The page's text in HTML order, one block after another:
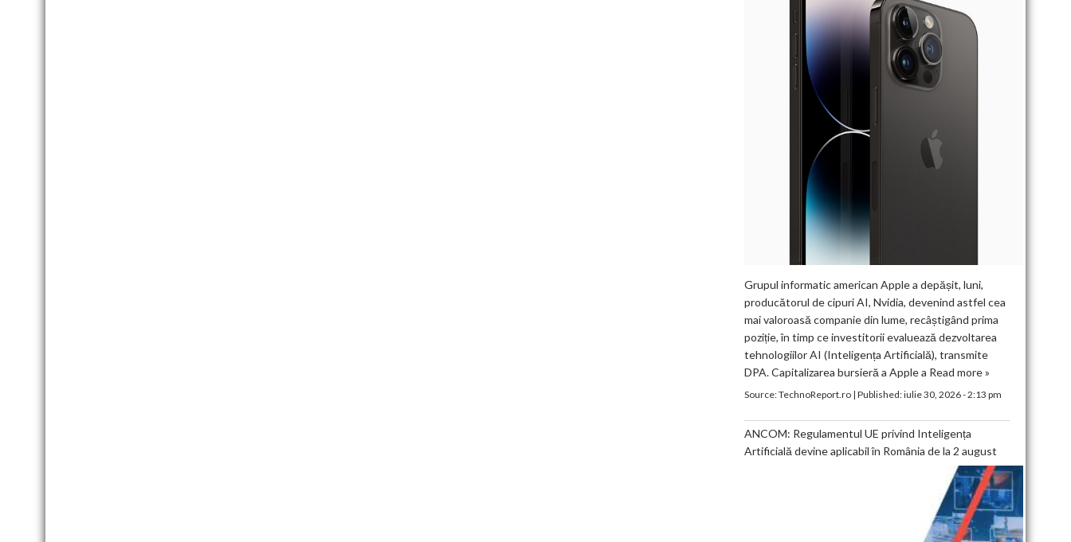
Grupul informatic american Apple a depășit, luni,
producătorul de cipuri AI, Nvidia, devenind astfel cea
mai valoroasă companie din lume, recâștigând prima
poziție, în timp ce investitorii evaluează dezvoltarea
tehnologiilor AI (Inteligența Artificială), transmite
DPA. Capitalizarea bursieră a Apple a Read more »
Source:TechnoReport.ro| Published:iulie 30, 2026 - 2:13 pm
ANCOM: Regulamentul UE privind Inteligența
Artificială devine aplicabil în România de la 2 august